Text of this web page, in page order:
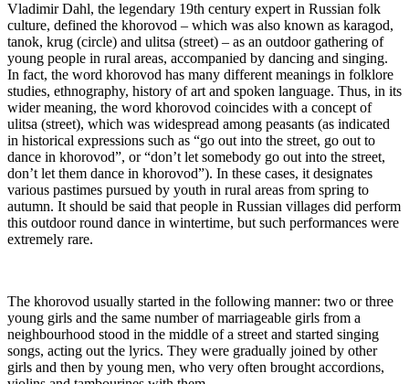
Vladimir Dahl, the legendary 19th century expert in Russian folk
culture, defined the khorovod – which was also known as karagod,
tanok, krug (circle) and ulitsa (street) – as an outdoor gathering of
young people in rural areas, accompanied by dancing and singing.
In fact, the word khorovod has many different meanings in folklore
studies, ethnography, history of art and spoken language. Thus, in its
wider meaning, the word khorovod coincides with a concept of
ulitsa (street), which was widespread among peasants (as indicated
in historical expressions such as “go out into the street, go out to
dance in khorovod”, or “don’t let somebody go out into the street,
don’t let them dance in khorovod”). In these cases, it designates
various pastimes pursued by youth in rural areas from spring to
autumn. It should be said that people in Russian villages did perform
this outdoor round dance in wintertime, but such performances were
extremely rare.
The khorovod usually started in the following manner: two or three
young girls and the same number of marriageable girls from a
neighbourhood stood in the middle of a street and started singing
songs, acting out the lyrics. They were gradually joined by other
girls and then by young men, who very often brought accordions,